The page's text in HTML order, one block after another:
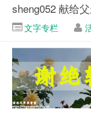
sheng052 献给
文字专栏